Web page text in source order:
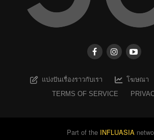
แบ่งปันเรื่องราวกับเรา โฆษณา
TERMS OF SERVICE
Part of the INFLUASIA